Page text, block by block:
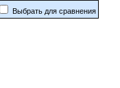
Выбрать для сравнения